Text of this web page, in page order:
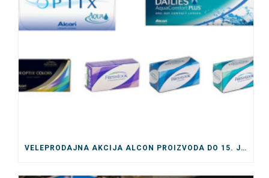
VELEPRODAJNA AKCIJA ALCON PROIZVODA DO 15. JULA